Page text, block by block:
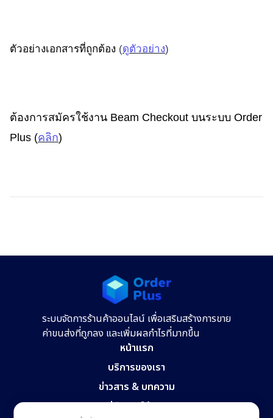
ตัวอย่างเอกสารที่ถูกต้อง (ดูตัวอย่าง)
ต้องการสมัครใช้งาน Beam Checkout บนระบบ Order
Plus (คลิก)
ระบบจัดการร้านค้าออนไลน์ เพื่อเสริมสร้างการขาย
ค่าขนส่งที่ถูกลง และเพิ่มผลกำไรที่มากขึ้น
หน้าแรก
บริการของเรา
ข่าวสาร & บทความ
คู่มือการใช้งาน